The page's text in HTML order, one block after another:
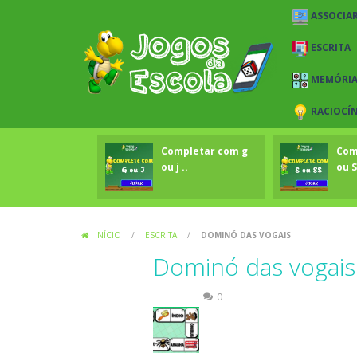
ESCRITA
MEMÓRIA
Completar com g
ou j ..
ou
INÍCIO / ESCRITA / DOMINÓ DAS VOGAIS
Dominó das vogais
0